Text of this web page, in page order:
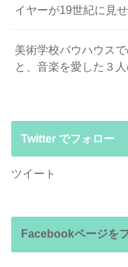
イヤーが19世紀に見
美術学校バウハウス
と、音楽を愛した３
Twitter でフォロー
ツイート
Facebookページを